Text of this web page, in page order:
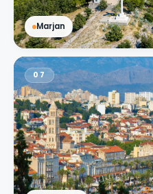
Marjan
07